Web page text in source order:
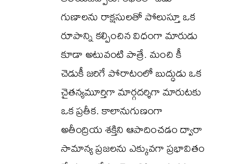
గుణాలను రాక్షసులతో పోలుస్తూ ఒక
రూపాన్ని కల్పించిన విధంగా మారుడు
కూడా అటువంటి పాత్రే. మంచి కీ
చెడుకీ జరిగే పోరాటంలో బుద్ధుడు ఒక
చైతన్యమూర్తిగా మార్గదర్శిగా మారుటకు
ఒక ప్రతీక. కాలానుగుణంగా
అతీంద్రియ శక్తిని ఆపాదించడం ద్వారా
సామాన్య ప్రజలను ఎక్కువగా ప్రభావితం